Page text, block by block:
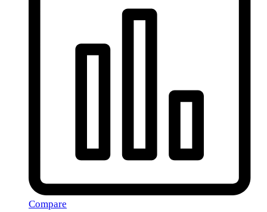
Compare